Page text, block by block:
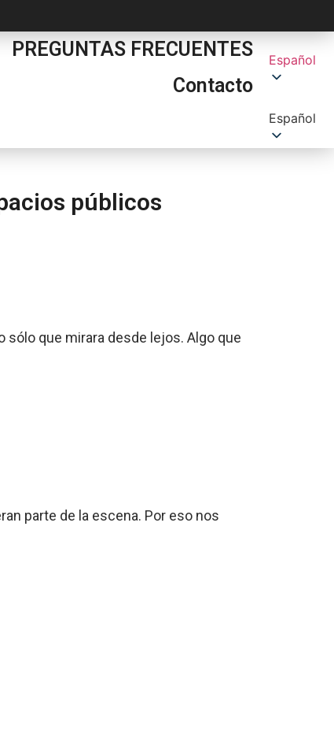
PREGUNTAS FRECUENTES
Contacto
Español
Español
públicos
sólo que mirara desde lejos. Algo que
parte de la escena. Por eso nos